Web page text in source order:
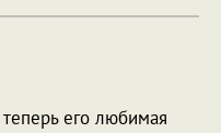
его любимая